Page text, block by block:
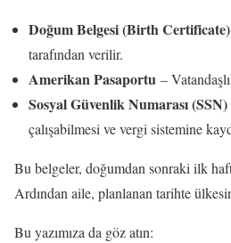
Doğum Belgesi (Birth Certificate)
tarafından verilir.
Amerikan Pasaportu –
Sosyal Güvenlik Numarası (SSN)
çalışabilmesi ve vergi sistemine
Bu belgeler, doğumdan sonraki ilk
Ardından aile, planlanan tarihte
Bu yazımıza da göz atın: